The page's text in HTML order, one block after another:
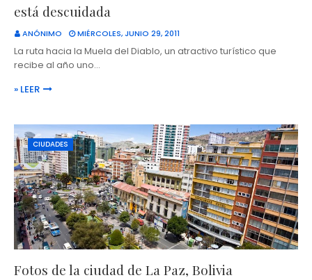
está descuidada
ANÓNIMO MIÉRCOLES, JUNIO 29, 2011
La ruta hacia la Muela del Diablo, un atractivo turístico que
recibe al año uno…
» LEER
CIUDADES
Fotos de la ciudad de La Paz, Bolivia